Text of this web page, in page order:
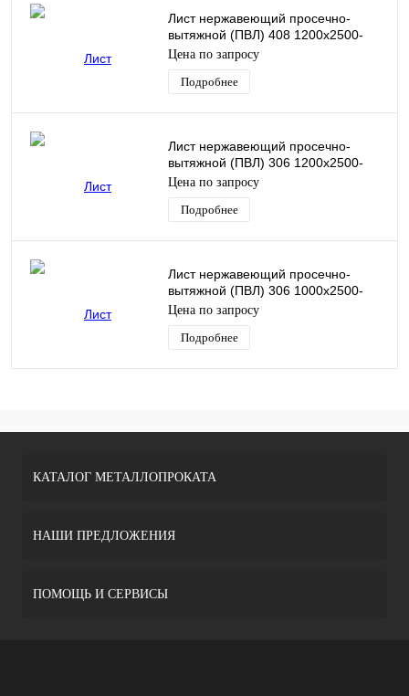
Лист нержавеющий просечно-
вытяжной (ПВЛ) 408 1200х2500-
3100
Цена по запросу
Подробнее
Лист нержавеющий просечно-
вытяжной (ПВЛ) 306 1200х2500-
3100
Цена по запросу
Подробнее
Лист нержавеющий просечно-
вытяжной (ПВЛ) 306 1000х2500-
3100
Цена по запросу
Подробнее
КАТАЛОГ МЕТАЛЛОПРОКАТА
НАШИ ПРЕДЛОЖЕНИЯ
ПОМОЩЬ И СЕРВИСЫ